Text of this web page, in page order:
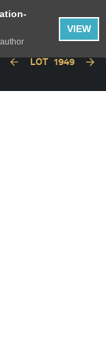
LOT 1949
VIEW